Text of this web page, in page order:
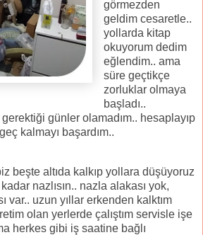
görmezden
geldim cesaretle..
yollarda kitap
okuyorum dedim
eğlendim.. ama
süre geçtikçe
zorluklar olmaya
başladı..
günler olamadım.. hesaplayıp
kalmayı başardım..
beşte altıda kalkıp yollara düşüyoruz
nazlısın.. nazla alakası yok,
var.. uzun yıllar erkenden kalktım
olan yerlerde çalıştım servisle işe
herkes gibi iş saatine bağlı